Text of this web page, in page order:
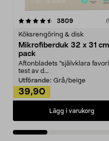
3809recensioner
Köksrengöring & disk
Mikrofiberduk 32 x 31
pack
Aftonbladets "självklara
test av d...
Utförande: Grå/beige
39,90
Lägg i varukorg
4.0av 5 stjärnor